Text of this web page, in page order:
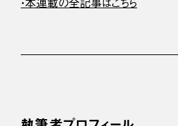
・本連載の全記事はこちら